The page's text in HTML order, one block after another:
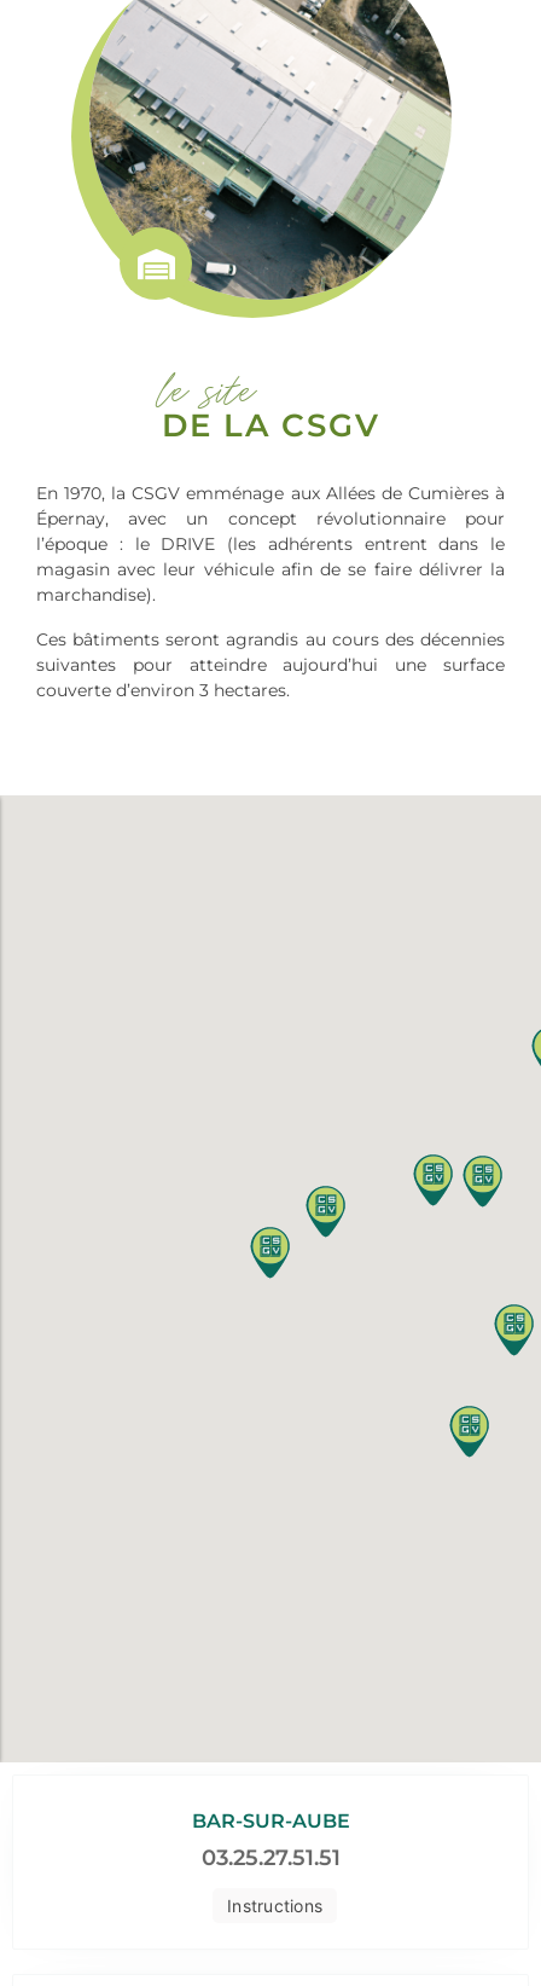
le site
DE LA CSGV
En 1970, la CSGV emménage aux Allées de Cumières à
Épernay, avec un concept révolutionnaire pour
l’époque : le DRIVE (les adhérents entrent dans le
magasin avec leur véhicule afin de se faire délivrer la
marchandise).
Ces bâtiments seront agrandis au cours des décennies
suivantes pour atteindre aujourd’hui une surface
couverte d’environ 3 hectares.
Instructions
BAR-SUR-AUBE
03.25.27.51.51